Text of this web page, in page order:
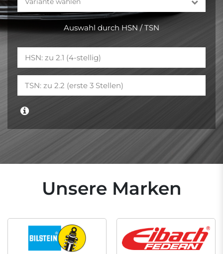
Auswahl durch HSN / TSN
Unsere Marken